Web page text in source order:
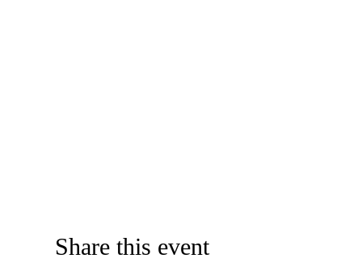
Share this event